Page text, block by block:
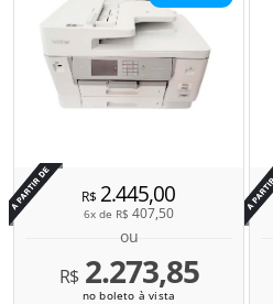
Por
R$2.445,00
6x de R$ 407,50
ou
R$2.273,85
no boleto à vista